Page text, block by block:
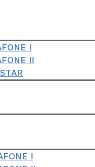
I
II
I